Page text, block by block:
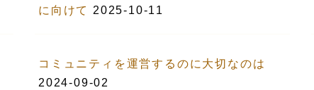
に向けて
2025-10-11
コミュニティを運営するのに大切なのは
2024-09-02